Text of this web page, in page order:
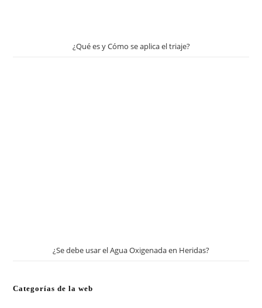
¿Qué es y Cómo se aplica el triaje?
¿Se debe usar el Agua Oxigenada en Heridas?
Categorías de la web